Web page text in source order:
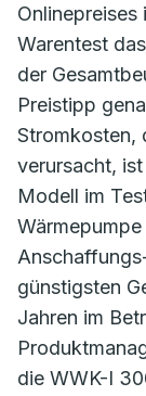
Warentest
der
Preistipp
Stromkosten,
verursacht,
Modell im
günstigsten
Jahren im
die WWK-I